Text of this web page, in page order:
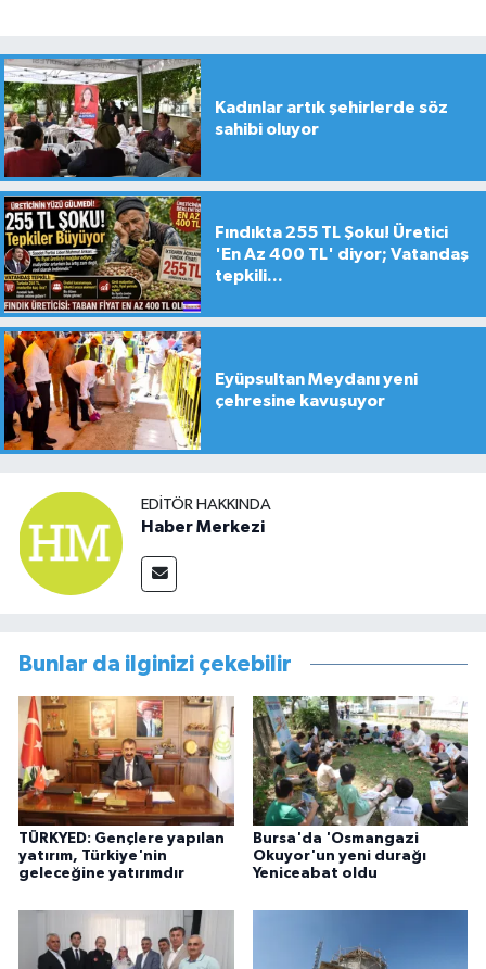
Kadınlar artık şehirlerde söz
sahibi oluyor
Fındıkta 255 TL Şoku! Üretici
'En Az 400 TL' diyor; Vatandaş
tepkili...
Eyüpsultan Meydanı yeni
çehresine kavuşuyor
EDITÖR HAKKINDA
Haber Merkezi
Bunlar da ilginizi çekebilir
TÜRKYED: Gençlere yapılan
yatırım, Türkiye'nin
geleceğine yatırımdır
Bursa'da 'Osmangazi
Okuyor'un yeni durağı
Yeniceabat oldu